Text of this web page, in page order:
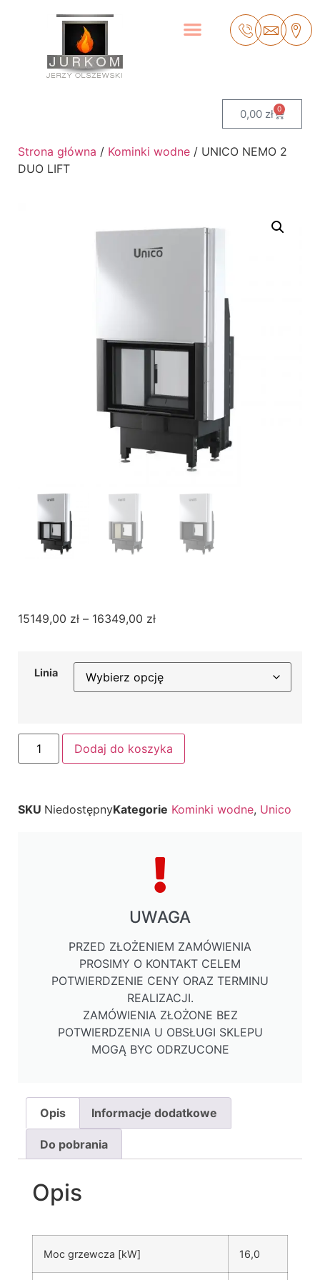
0,00 zł 0
Strona główna / Kominki wodne / UNICO NEMO 2
DUO LIFT
15149,00 zł – 16349,00 zł
Linia
Dodaj do koszyka
SKU NiedostępnyKategorie Kominki wodne, Unico
UWAGA
PRZED ZŁOŻENIEM ZAMÓWIENIA
PROSIMY O KONTAKT CELEM
POTWIERDZENIE CENY ORAZ TERMINU
REALIZACJI.
ZAMÓWIENIA ZŁOŻONE BEZ
POTWIERDZENIA U OBSŁUGI SKLEPU
MOGĄ BYC ODRZUCONE
Opis Informacje dodatkowe
Do pobrania
Opis
Moc grzewcza [kW] 16,0